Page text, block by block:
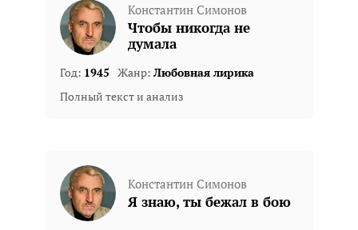
Константин Симонов
Чтобы никогда не
думала
Год: 1945 Жанр: Любовная лирика
Полный текст и анализ
Константин Симонов
Я знаю, ты бежал в бою